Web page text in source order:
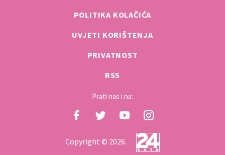
POLITIKA KOLAČIĆA
UVJETI KORIŠTENJA
PRIVATNOST
RSS
Prati nas i na:
Copyright © 2026.